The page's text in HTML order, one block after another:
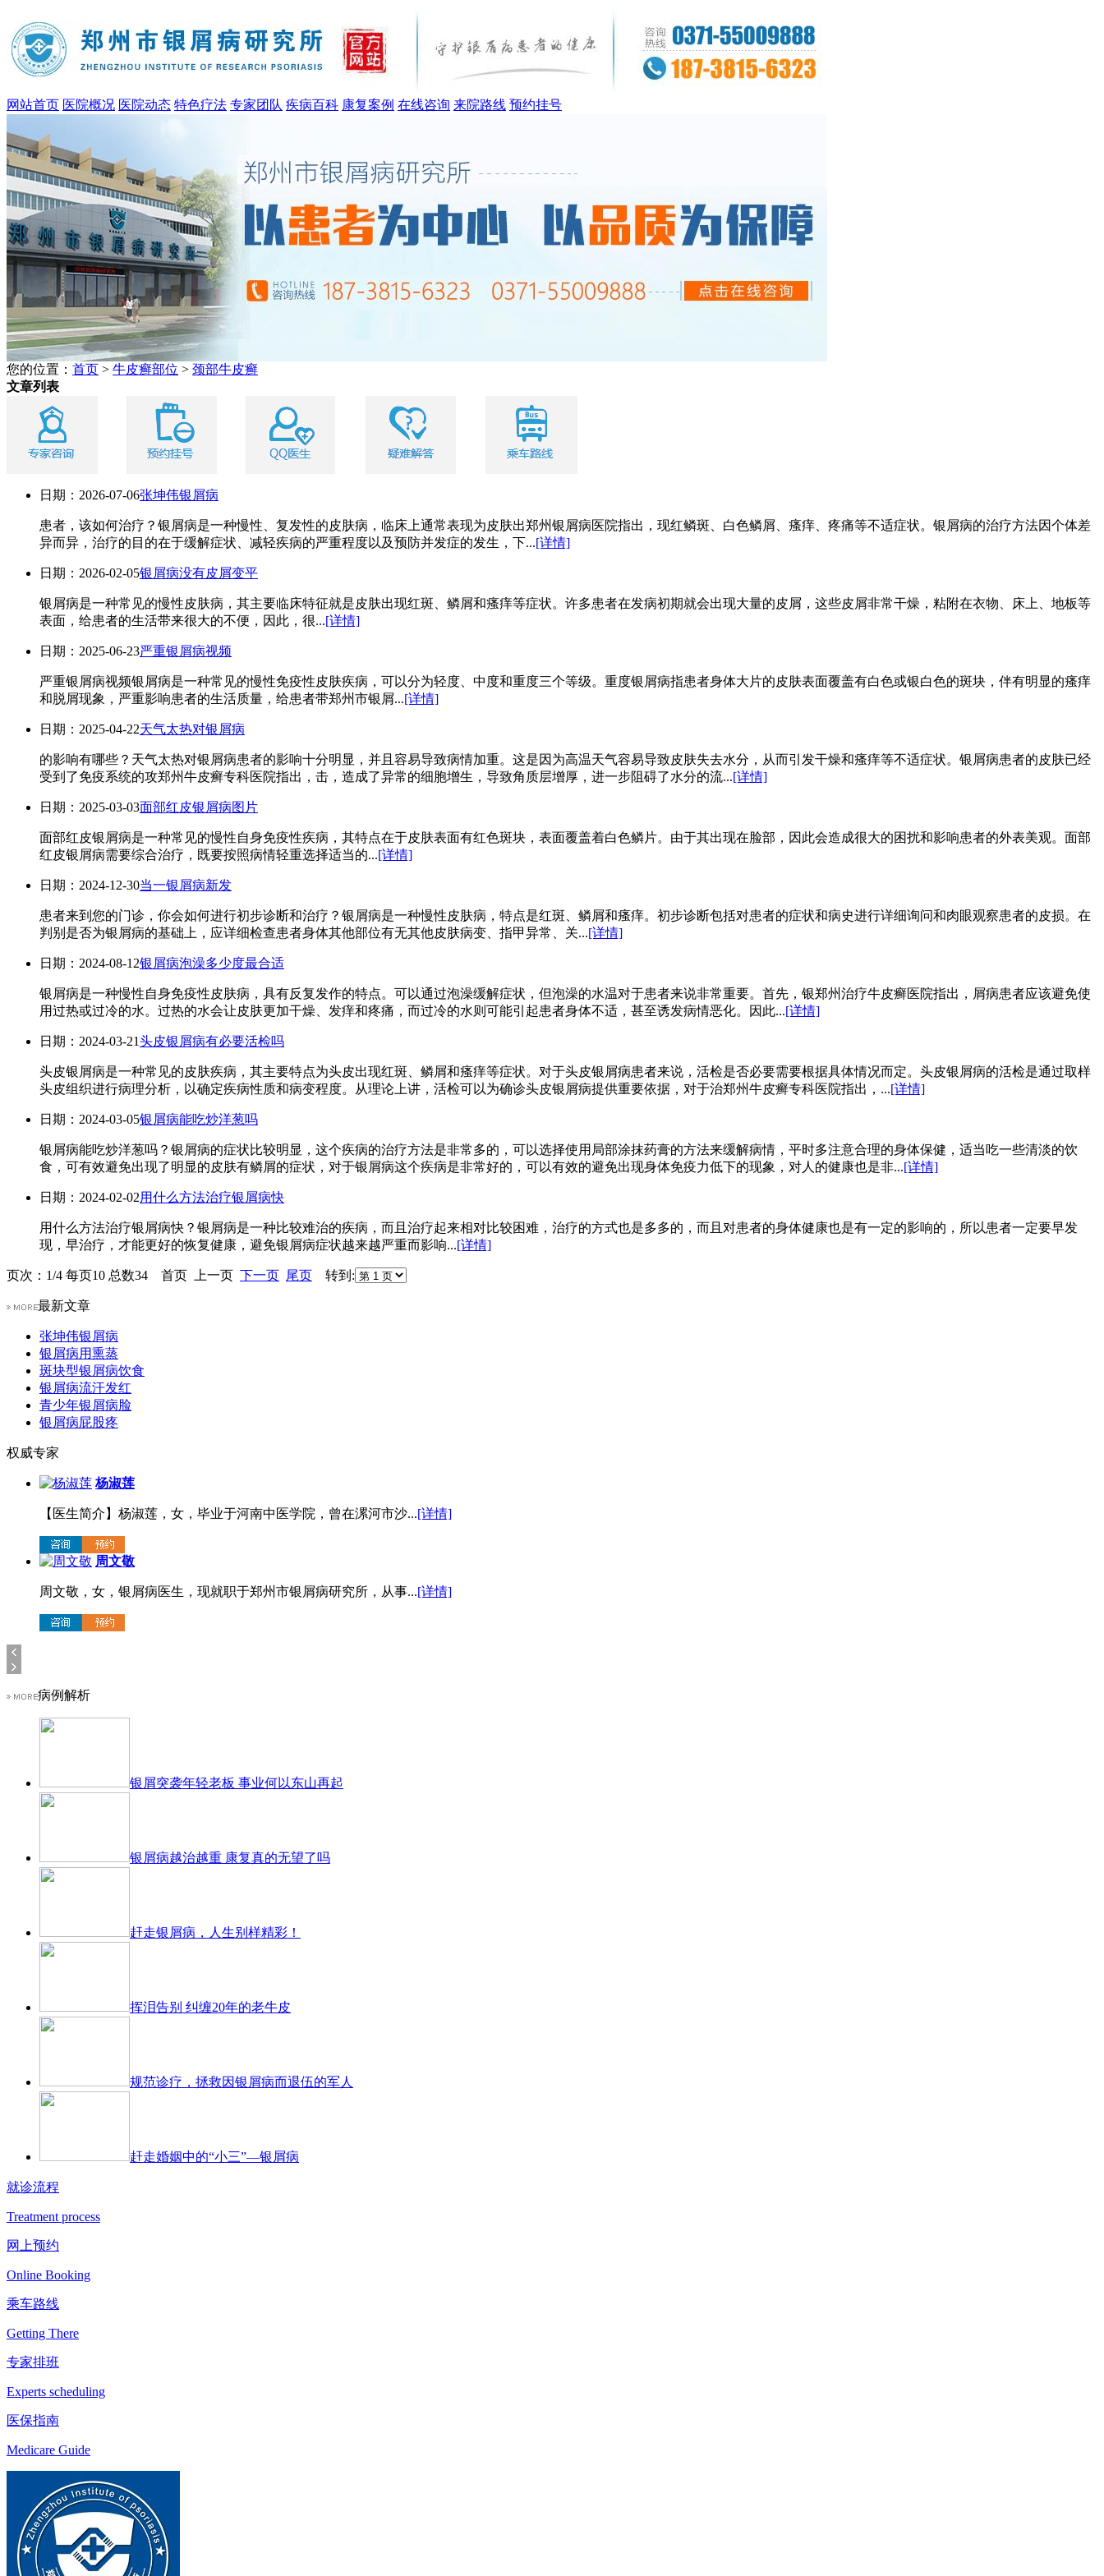
网站首页 医院概况 医院动态 特色疗法 专家团队 疾病百科 康复案例 在线咨询 来院路线 预约挂号
您的位置： 首页 > 牛皮癣部位 > 颈部牛皮癣
文章列表
日期：2026-07-06张坤伟银屑病
患者，该如何治疗？银屑病是一种慢性、复发性的皮肤病，临床上通常表现为皮肤出郑州银屑病医院指出，现红鳞斑、白色鳞屑、瘙痒、疼痛等不适症状。银屑病的治疗方法因个体差
异而异，治疗的目的在于缓解症状、减轻疾病的严重程度以及预防并发症的发生，下...[详情]
日期：2026-02-05银屑病没有皮屑变平
银屑病是一种常见的慢性皮肤病，其主要临床特征就是皮肤出现红斑、鳞屑和瘙痒等症状。许多患者在发病初期就会出现大量的皮屑，这些皮屑非常干燥，粘附在衣物、床上、地板等
表面，给患者的生活带来很大的不便，因此，很...[详情]
日期：2025-06-23严重银屑病视频
严重银屑病视频银屑病是一种常见的慢性免疫性皮肤疾病，可以分为轻度、中度和重度三个等级。重度银屑病指患者身体大片的皮肤表面覆盖有白色或银白色的斑块，伴有明显的瘙痒
和脱屑现象，严重影响患者的生活质量，给患者带郑州市银屑...[详情]
日期：2025-04-22天气太热对银屑病
的影响有哪些？天气太热对银屑病患者的影响十分明显，并且容易导致病情加重。这是因为高温天气容易导致皮肤失去水分，从而引发干燥和瘙痒等不适症状。银屑病患者的皮肤已经
受到了免疫系统的攻郑州牛皮癣专科医院指出，击，造成了异常的细胞增生，导致角质层增厚，进一步阻碍了水分的流...[详情]
日期：2025-03-03面部红皮银屑病图片
面部红皮银屑病是一种常见的慢性自身免疫性疾病，其特点在于皮肤表面有红色斑块，表面覆盖着白色鳞片。由于其出现在脸部，因此会造成很大的困扰和影响患者的外表美观。面部
红皮银屑病需要综合治疗，既要按照病情轻重选择适当的...[详情]
日期：2024-12-30当一银屑病新发
患者来到您的门诊，你会如何进行初步诊断和治疗？银屑病是一种慢性皮肤病，特点是红斑、鳞屑和瘙痒。初步诊断包括对患者的症状和病史进行详细询问和肉眼观察患者的皮损。在
判别是否为银屑病的基础上，应详细检查患者身体其他部位有无其他皮肤病变、指甲异常、关...[详情]
日期：2024-08-12银屑病泡澡多少度最合适
银屑病是一种慢性自身免疫性皮肤病，具有反复发作的特点。可以通过泡澡缓解症状，但泡澡的水温对于患者来说非常重要。首先，银郑州治疗牛皮癣医院指出，屑病患者应该避免使
用过热或过冷的水。过热的水会让皮肤更加干燥、发痒和疼痛，而过冷的水则可能引起患者身体不适，甚至诱发病情恶化。因此...[详情]
日期：2024-03-21头皮银屑病有必要活检吗
头皮银屑病是一种常见的皮肤疾病，其主要特点为头皮出现红斑、鳞屑和瘙痒等症状。对于头皮银屑病患者来说，活检是否必要需要根据具体情况而定。头皮银屑病的活检是通过取样
头皮组织进行病理分析，以确定疾病性质和病变程度。从理论上讲，活检可以为确诊头皮银屑病提供重要依据，对于治郑州牛皮癣专科医院指出，...[详情]
日期：2024-03-05银屑病能吃炒洋葱吗
银屑病能吃炒洋葱吗？银屑病的症状比较明显，这个疾病的治疗方法是非常多的，可以选择使用局部涂抹药膏的方法来缓解病情，平时多注意合理的身体保健，适当吃一些清淡的饮
食，可有效避免出现了明显的皮肤有鳞屑的症状，对于银屑病这个疾病是非常好的，可以有效的避免出现身体免疫力低下的现象，对人的健康也是非...[详情]
日期：2024-02-02用什么方法治疗银屑病快
用什么方法治疗银屑病快？银屑病是一种比较难治的疾病，而且治疗起来相对比较困难，治疗的方式也是多多的，而且对患者的身体健康也是有一定的影响的，所以患者一定要早发
现，早治疗，才能更好的恢复健康，避免银屑病症状越来越严重而影响...[详情]
页次：1/4 每页10 总数34 首页 上一页 下一页 尾页 转到:
最新文章
张坤伟银屑病
银屑病用熏蒸
斑块型银屑病饮食
银屑病流汗发红
青少年银屑病脸
银屑病屁股疼
权威专家
杨淑莲
【医生简介】杨淑莲，女，毕业于河南中医学院，曾在漯河市沙...[详情]
周文敬
周文敬，女，银屑病医生，现就职于郑州市银屑病研究所，从事...[详情]
病例解析
银屑突袭年轻老板 事业何以东山再起
银屑病越治越重 康复真的无望了吗
赶走银屑病，人生别样精彩！
挥泪告别 纠缠20年的老牛皮
规范诊疗，拯救因银屑病而退伍的军人
赶走婚姻中的“小三”—银屑病
就诊流程
Treatment process
网上预约
Online Booking
乘车路线
Getting There
专家排班
Experts scheduling
医保指南
Medicare Guide